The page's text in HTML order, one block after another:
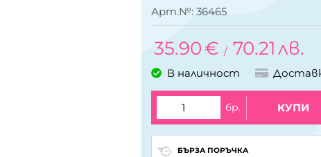
Арт.№: 36465
35.90€ / 70.21лв.
В наличност
бр. КУПИ
БЪРЗА ПОРЪЧКА